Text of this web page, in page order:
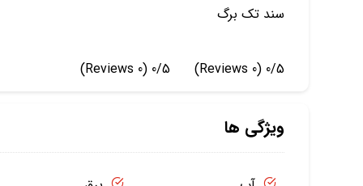
سند تک برگ
0/5
(0 Reviews)
0/5
(0 Reviews)
ویژگی ها